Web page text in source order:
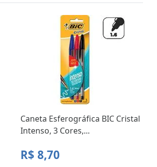
Caneta Esferográfica BIC Cristal
Intenso, 3 Cores,...
R$ 8,70